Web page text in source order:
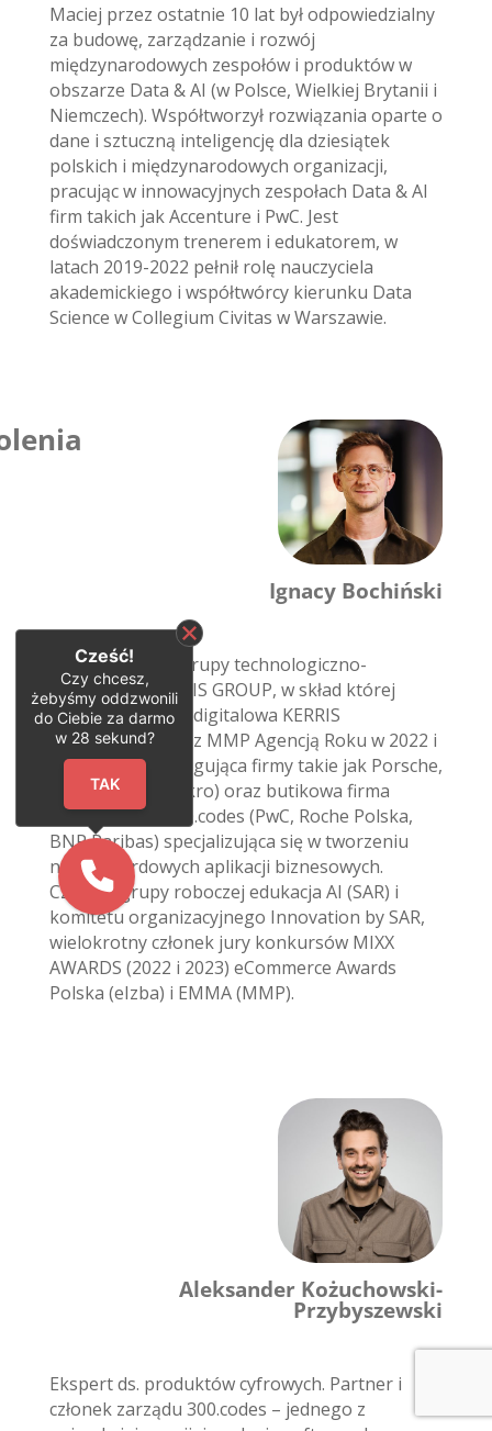
Maciej przez ostatnie 10 lat był odpowiedzialny
za budowę, zarządzanie i rozwój
międzynarodowych zespołów i produktów w
obszarze Data & AI (w Polsce, Wielkiej Brytanii i
Niemczech). Współtworzył rozwiązania oparte o
dane i sztuczną inteligencję dla dziesiątek
polskich i międzynarodowych organizacji,
pracując w innowacyjnych zespołach Data & AI
firm takich jak Accenture i PwC. Jest
doświadczonym trenerem i edukatorem, w
latach 2019-2022 pełnił rolę nauczyciela
akademickiego i współtwórcy kierunku Data
Science w Collegium Civitas w Warszawie.
Ignacy Bochiński
Współwłaściciel grupy technologiczno-
reklamowej KERRIS GROUP, w skład której
wchodzą agencja digitalowa KERRIS
(wyróżniona przez MMP Agencją Roku w 2022 i
2024 roku), obsługująca firmy takie jak Porsche,
Żabka, Uber, Makro) oraz butikowa firma
software’owa 300.codes (PwC, Roche Polska,
BNP Paribas) specjalizująca się w tworzeniu
niestandardowych aplikacji biznesowych.
Członek grupy roboczej edukacja AI (SAR) i
komitetu organizacyjnego Innovation by SAR,
wielokrotny członek jury konkursów MIXX
AWARDS (2022 i 2023) eCommerce Awards
Polska (eIzba) i EMMA (MMP).
Aleksander Kożuchowski-
Przybyszewski
Ekspert ds. produktów cyfrowych. Partner i
członek zarządu 300.codes – jednego z
Cześć!
Czy chcesz,
żebyśmy oddzwonili
do Ciebie za darmo
w 28 sekund?
TAK